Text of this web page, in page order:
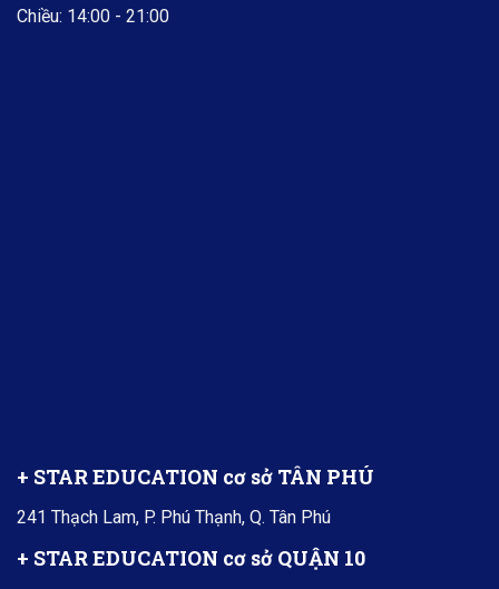
Chiều: 14:00 - 21:00
+ STAR EDUCATION cơ sở TÂN PHÚ
241 Thạch Lam, P. Phú Thạnh, Q. Tân Phú
+ STAR EDUCATION cơ sở QUẬN 10